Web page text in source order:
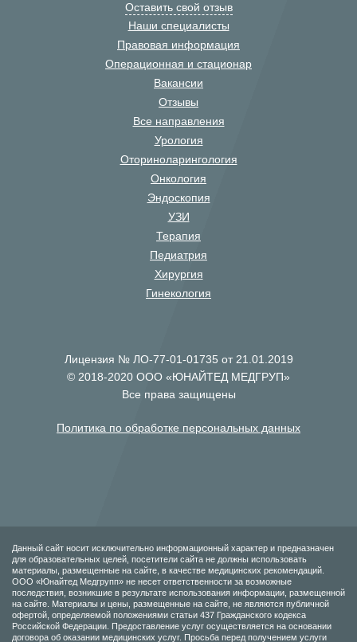
Оставить свой отзыв
Наши специалисты
Правовая информация
Операционная и стационар
Вакансии
Отзывы
Все направления
Урология
Оториноларингология
Онкология
Эндоскопия
УЗИ
Терапия
Педиатрия
Хирургия
Гинекология
Лицензия № ЛО-77-01-01735 от 21.01.2019
© 2018-2020 ООО «ЮНАЙТЕД МЕДГРУП»
Все права защищены
Политика по обработке персональных данных
Данный сайт носит исключительно информационный характер и предназначен
для образовательных целей, посетители сайта не должны использовать
материалы, размещенные на сайте, в качестве медицинских рекомендаций.
ООО «Юнайтед Медгрупп» не несет ответственности за возможные
последствия, возникшие в результате использования информации, размещенной
на сайте. Материалы и цены, размещенные на сайте, не являются публичной
офертой, определяемой положениями статьи 437 Гражданского кодекса
Российской Федерации. Предоставление услуг осуществляется на основании
договора об оказании медицинских услуг. Просьба перед получением услуги